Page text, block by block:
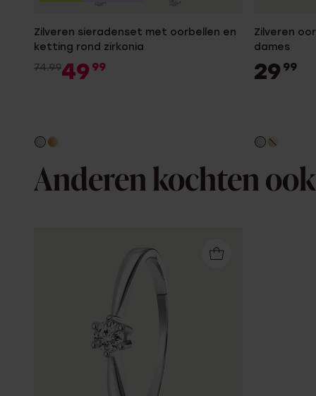
Zilveren sieradenset met oorbellen en
ketting rond zirkonia
74.9949 99
Zilveren
dames
29 99
Anderen kochten ook